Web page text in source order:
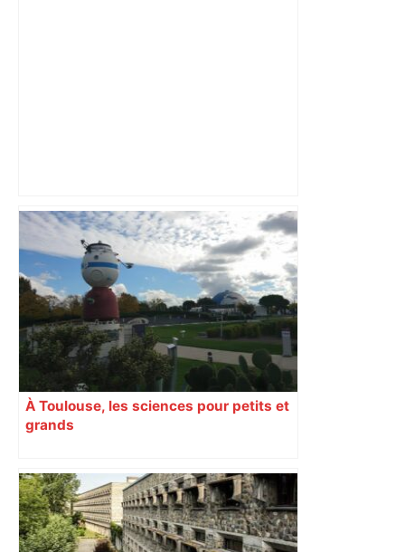
Top 14: comment Perpignan a une
nouvelle fois fait tomber Toulouse? –
RMC Sport
À Toulouse, les sciences pour petits et
grands